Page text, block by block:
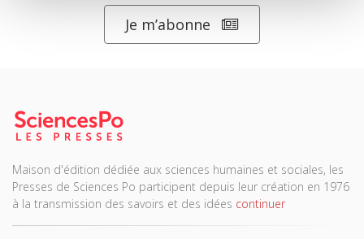
Je m’abonne
Maison d'édition dédiée aux sciences humaines et sociales, les
Presses de Sciences Po participent depuis leur création en 1976
à la transmission des savoirs et des idées continuer